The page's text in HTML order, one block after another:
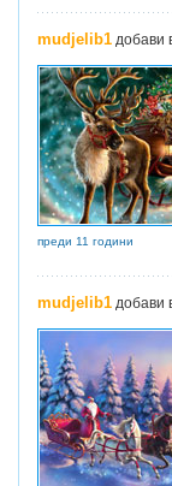
mudjelib1 добави
преди 11 години
mudjelib1 добави